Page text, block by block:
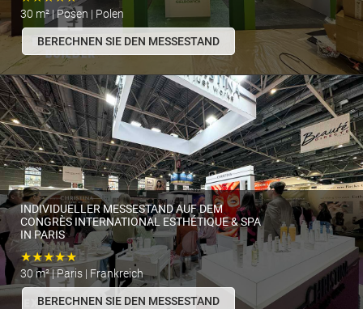
30 m² | Posen | Polen
BERECHNEN SIE DEN MESSESTAND
INDIVIDUELLER MESSESTAND AUF DEM
CONGRÈS INTERNATIONAL ESTHÉTIQUE & SPA
IN PARIS
★★★★★
30 m² | Paris | Frankreich
BERECHNEN SIE DEN MESSESTAND